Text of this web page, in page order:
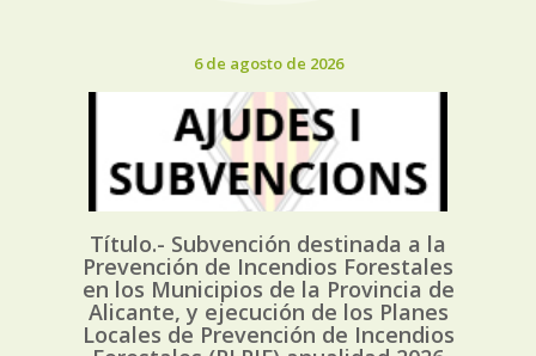
6 de agosto de 2026
Título.- Subvención destinada a la
Prevención de Incendios Forestales
en los Municipios de la Provincia de
Alicante, y ejecución de los Planes
Locales de Prevención de Incendios